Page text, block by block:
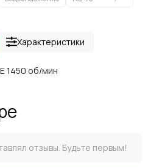
Характеристики
1450 об/мин
отзывы. Будьте первым!